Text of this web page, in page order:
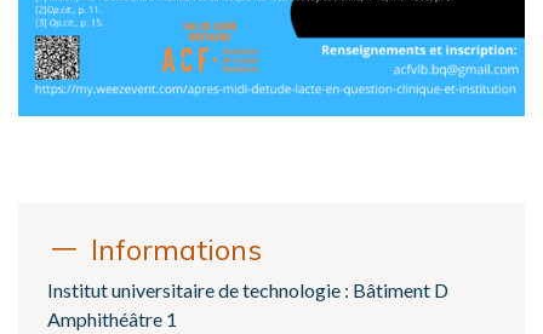
Informations
Institut universitaire de technologie : Bâtiment D
Amphithéâtre 1